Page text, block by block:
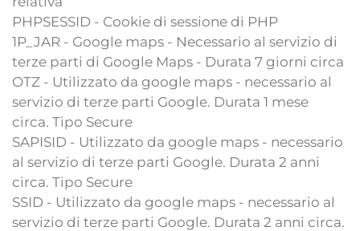
PHPSESSID - Cookie di sessione di PHP
1P_JAR - Google maps - Necessario al servizio di
terze parti di Google Maps - Durata 7 giorni circa
OTZ - Utilizzato da google maps - necessario al
servizio di terze parti Google. Durata 1 mese
circa. Tipo Secure
SAPISID - Utilizzato da google maps - necessario
al servizio di terze parti Google. Durata 2 anni
circa. Tipo Secure
SSID - Utilizzato da google maps - necessario al
servizio di terze parti Google. Durata 2 anni circa.